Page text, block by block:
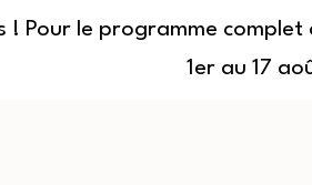
Pour le programme complet
1er au 17